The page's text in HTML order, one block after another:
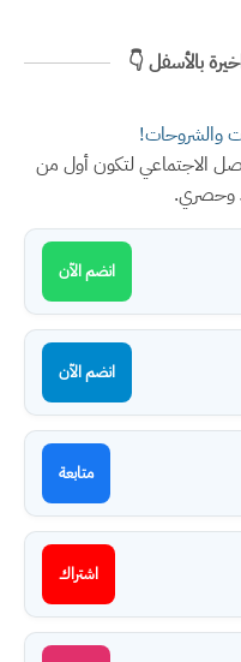
بالأسفل 👇
والشروحات!
الاجتماعي لتكون أول من
وحصري.
انضم الآن
انضم الآن
متابعة
اشتراك